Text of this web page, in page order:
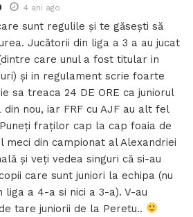
4 ani ago
sunt regulile și te găsești să
Jucătorii din liga a 3 a au jucat
care unul a fost titular in
și in regulament scrie foarte
sa treaca 24 DE ORE ca juniorul
din nou, iar FRF cu AJF au alt fel
fraților cap la cap foaia de
meci din campionat al Alexandriei
și veți vedea singuri că si-au
care sunt juniori la echipa (nu
liga a 4-a si nici a 3-a). V-au
tare juniorii de la Peretu..